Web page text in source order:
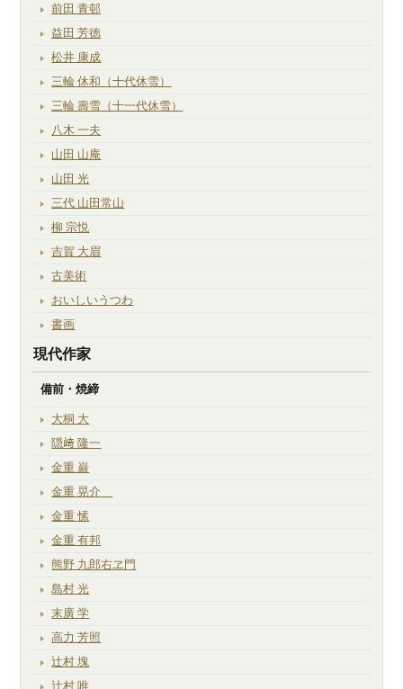
前田 青邨
益田 芳徳
松井 康成
三輪 休和（十代休雪）
三輪 壽雪（十一代休雪）
八木 一夫
山田 山庵
山田 光
三代 山田常山
柳 宗悦
吉賀 大眉
古美術
おいしいうつわ
書画
現代作家
備前・焼締
大桐 大
隠﨑 隆一
金重 巌
金重 晃介
金重 愫
金重 有邦
熊野 九郎右ヱ門
島村 光
末廣 学
高力 芳照
辻村 塊
辻村 唯